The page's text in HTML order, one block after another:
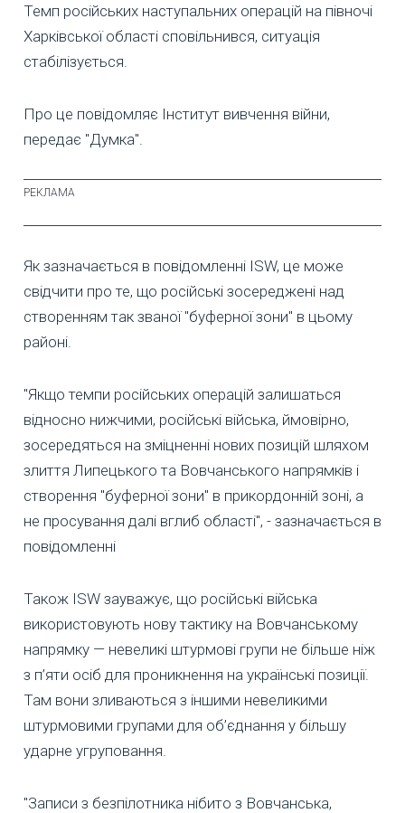
Темп російських наступальних операцій на півночі
Харківської області сповільнився, ситуація
стабілізується.
Про це повідомляє Інститут вивчення війни,
передає "Думка".
Як зазначається в повідомленні ISW, це може
свідчити про те, що російські зосереджені над
створенням так званої "буферної зони" в цьому
районі.
"Якщо темпи російських операцій залишаться
відносно нижчими, російські війська, ймовірно,
зосередяться на зміцненні нових позицій шляхом
злиття Липецького та Вовчанського напрямків і
створення "буферної зони" в прикордонній зоні, а
не просування далі вглиб області", - зазначається в
повідомленні
Також ISW зауважує, що російські війська
використовують нову тактику на Вовчанському
напрямку — невеликі штурмові групи не більше ніж
з п’яти осіб для проникнення на українські позиції.
Там вони зливаються з іншими невеликими
штурмовими групами для об’єднання у більшу
ударне угруповання.
"Записи з безпілотника нібито з Вовчанська,